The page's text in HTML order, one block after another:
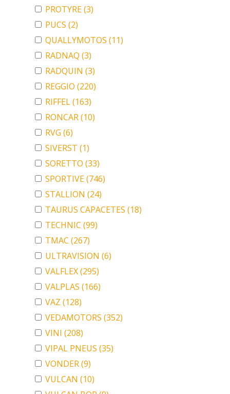
PROTYRE(3)
PUCS (2)
QUALLYMOTOS (11)
RADNAQ (3)
RADQUIN (3)
REGGIO (220)
RIFFEL(163)
RONCAR(10)
RVG (6)
SIVERST (1)
SORETTO (33)
SPORTIVE(746)
STALLION (24)
TAURUS CAPACETES (18)
TECHNIC (99)
TMAC (267)
ULTRAVISION (6)
VALFLEX(295)
VALPLAS (166)
VAZ (128)
VEDAMOTORS (352)
VINI (208)
VIPAL PNEUS (35)
VONDER(9)
VULCAN (10)